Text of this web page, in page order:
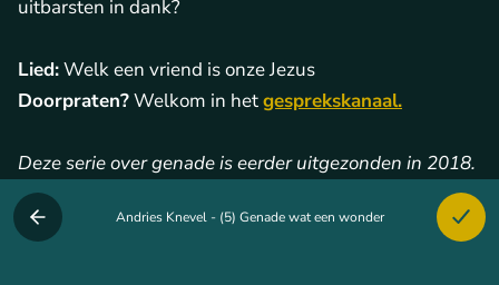
Andries Knevel - (5) Genade wat een wonder
uitbarsten in dank?
Lied:Welk een vriend is onze Jezus
Doorpraten?Welkom in hetgesprekskanaal.
Deze serie over genade is eerder uitgezonden in 2018.